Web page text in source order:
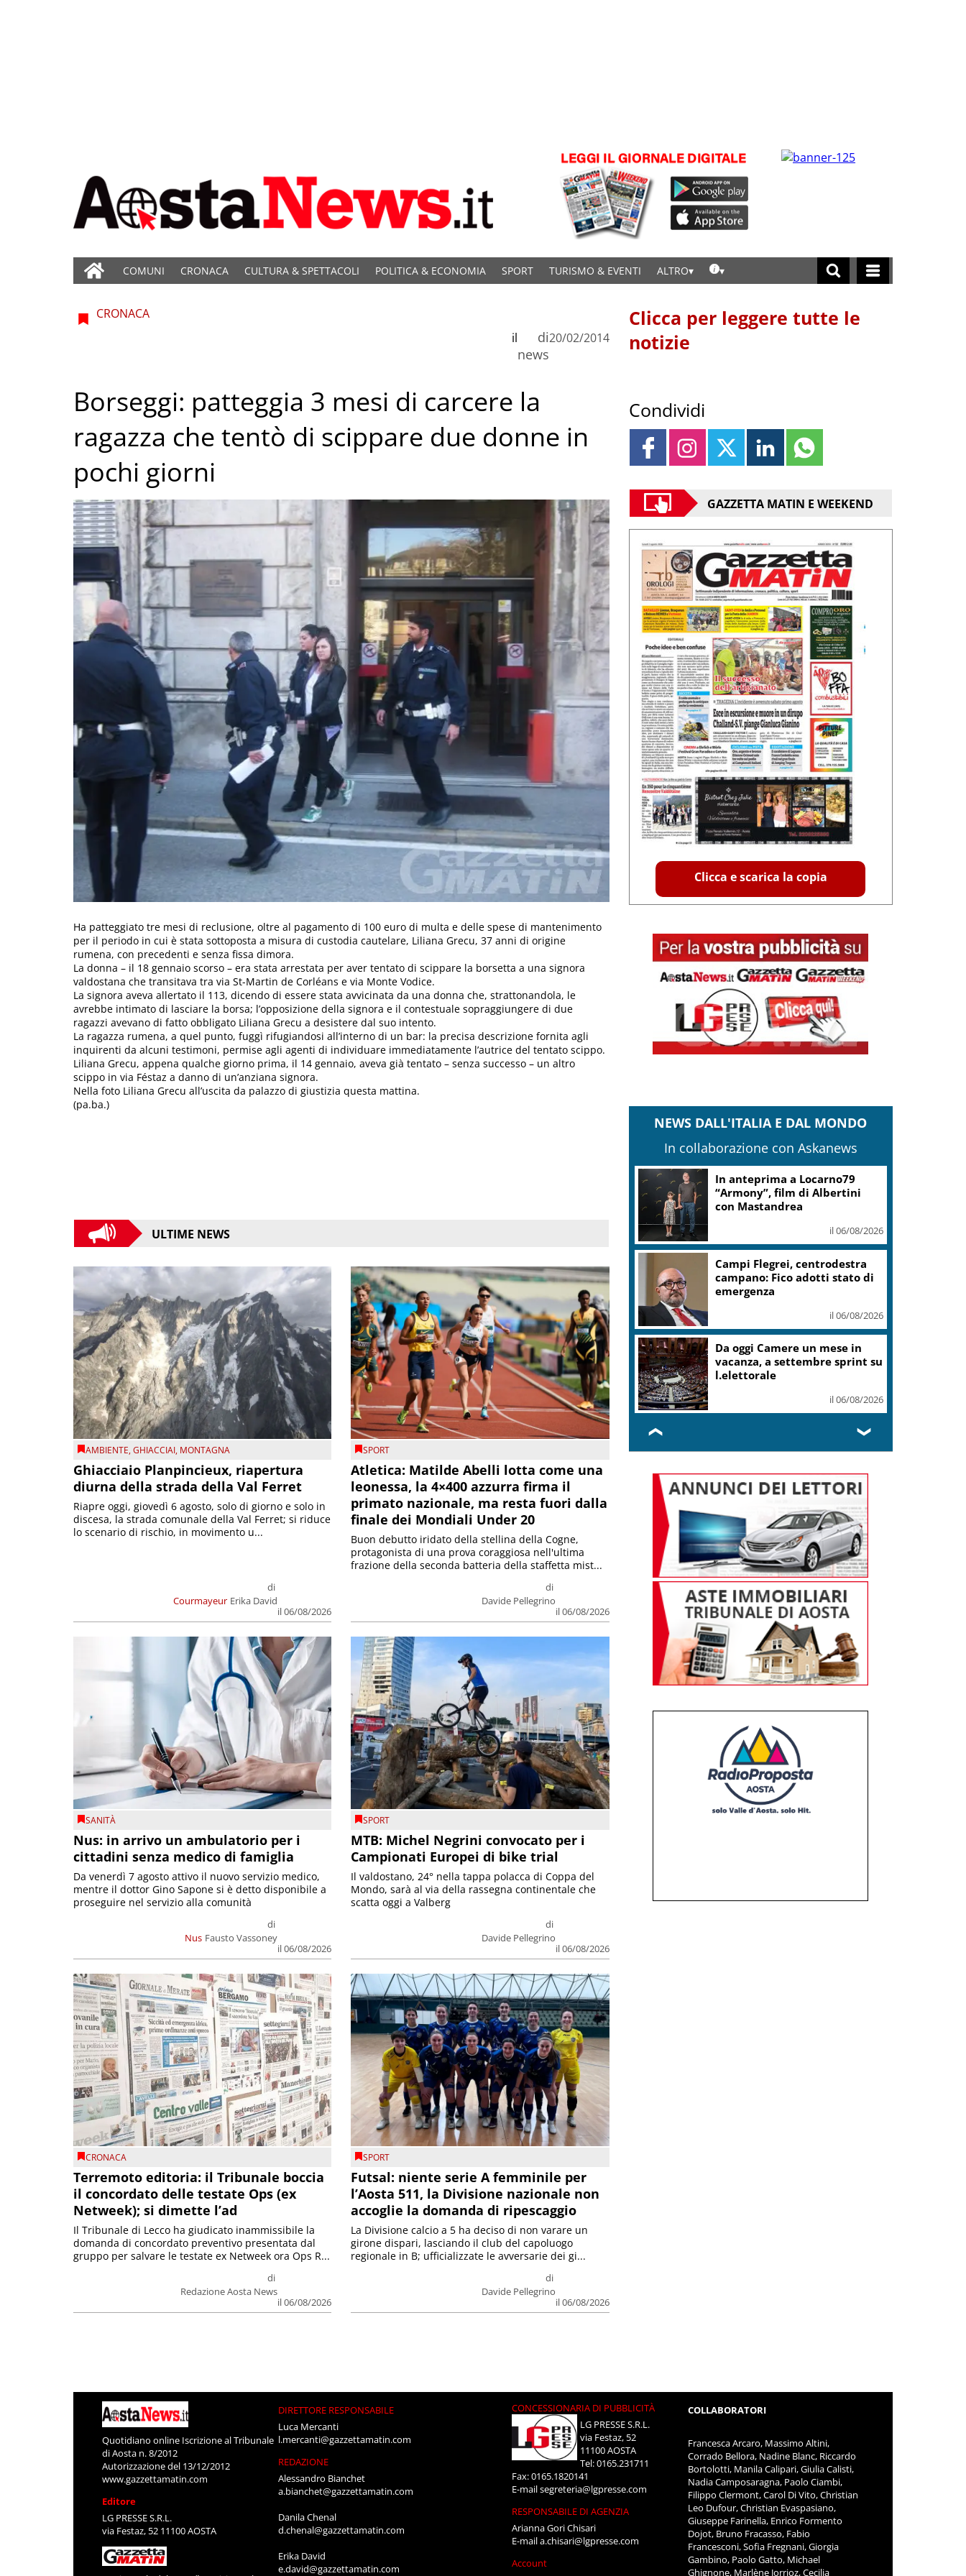
COMUNI CRONACA CULTURA & SPETTACOLI POLITICA & ECONOMIA SPORT TURISMO & EVENTI ALTRO
CRONACA
di
news
il 20/02/2014
Borseggi: patteggia 3 mesi di carcere la
ragazza che tentò di scippare due donne in
pochi giorni
Ha patteggiato tre mesi di reclusione, oltre al pagamento di 100 euro di multa e delle spese di mantenimento
per il periodo in cui è stata sottoposta a misura di custodia cautelare, Liliana Grecu, 37 anni di origine
rumena, con precedenti e senza fissa dimora.
La donna – il 18 gennaio scorso – era stata arrestata per aver tentato di scippare la borsetta a una signora
valdostana che transitava tra via St-Martin de Corléans e via Monte Vodice.
La signora aveva allertato il 113, dicendo di essere stata avvicinata da una donna che, strattonandola, le
avrebbe intimato di lasciare la borsa; l’opposizione della signora e il contestuale sopraggiungere di due
ragazzi avevano di fatto obbligato Liliana Grecu a desistere dal suo intento.
La ragazza rumena, a quel punto, fuggì rifugiandosi all’interno di un bar: la precisa descrizione fornita agli
inquirenti da alcuni testimoni, permise agli agenti di individuare immediatamente l’autrice del tentato scippo.
Liliana Grecu, appena qualche giorno prima, il 14 gennaio, aveva già tentato – senza successo – un altro
scippo in via Féstaz a danno di un’anziana signora.
Nella foto Liliana Grecu all’uscita da palazzo di giustizia questa mattina.
(pa.ba.)
ULTIME NEWS
AMBIENTE,GHIACCIAI, MONTAGNA
Ghiacciaio Planpincieux, riapertura
diurna della strada della Val Ferret
Courmayeur
di
Erika David
il 06/08/2026
Riapre oggi, giovedì 6 agosto, solo di giorno e solo in
discesa, la strada comunale della Val Ferret; si riduce
lo scenario di rischio, in movimento u...
SPORT
Atletica: Matilde Abelli lotta come una
leonessa, la 4×400 azzurra firma il
primato nazionale, ma resta fuori dalla
finale dei Mondiali Under 20
di
Davide Pellegrino
il 06/08/2026
Buon debutto iridato della stellina della Cogne,
protagonista di una prova coraggiosa nell'ultima
frazione della seconda batteria della staffetta mist...
SANITÀ
Nus: in arrivo un ambulatorio per i
cittadini senza medico di famiglia
Nus
di
Fausto Vassoney
il 06/08/2026
Da venerdì 7 agosto attivo il nuovo servizio medico,
mentre il dottor Gino Sapone si è detto disponibile a
proseguire nel servizio alla comunità
SPORT
MTB: Michel Negrini convocato per i
Campionati Europei di bike trial
di
Davide Pellegrino
il 06/08/2026
Il valdostano, 24° nella tappa polacca di Coppa del
Mondo, sarà al via della rassegna continentale che
scatta oggi a Valberg
CRONACA
Terremoto editoria: il Tribunale boccia
il concordato delle testate Ops (ex
Netweek); si dimette l’ad
di
Redazione Aosta News
il 06/08/2026
Il Tribunale di Lecco ha giudicato inammissibile la
domanda di concordato preventivo presentata dal
gruppo per salvare le testate ex Netweek ora Ops R...
SPORT
Futsal: niente serie A femminile per
l’Aosta 511, la Divisione nazionale non
accoglie la domanda di ripescaggio
di
Davide Pellegrino
il 06/08/2026
La Divisione calcio a 5 ha deciso di non varare un
girone dispari, lasciando il club del capoluogo
regionale in B; ufficializzate le avversarie dei gi...
Clicca per leggere tutte le
notizie
Condividi
GAZZETTA MATIN E WEEKEND
Clicca e scarica la copia
NEWS DALL'ITALIA E DAL MONDO
In collaborazione con Askanews
In anteprima a Locarno79
“Armony”, film di Albertini
con Mastandrea
il 06/08/2026
Campi Flegrei, centrodestra
campano: Fico adotti stato di
emergenza
il 06/08/2026
Da oggi Camere un mese in
vacanza, a settembre sprint su
l.elettorale
il 06/08/2026
❮ ❯
Quotidiano online Iscrizione al Tribunale
di Aosta n. 8/2012
Autorizzazione del 13/12/2012
www.gazzettamatin.com
Editore
LG PRESSE S.R.L.
via Festaz, 52 11100 AOSTA
DIRETTORE RESPONSABILE
Luca Mercanti
l.mercanti@gazzettamatin.com
REDAZIONE
Alessandro Bianchet
a.bianchet@gazzettamatin.com
Danila Chenal
d.chenal@gazzettamatin.com
Erika David
e.david@gazzettamatin.com
CONCESSIONARIA DI PUBBLICITÀ
LG PRESSE S.R.L.
via Festaz, 52
11100 AOSTA
Tel: 0165.231711
Fax: 0165.1820141
E-mailsegreteria@lgpresse.com
RESPONSABILE DI AGENZIA
Arianna Gori Chisari
E-maila.chisari@lgpresse.com
Account
COLLABORATORI
Francesca Arcaro, Massimo Altini,
Corrado Bellora, Nadine Blanc, Riccardo
Bortolotti, Manila Calipari, Giulia Calisti,
Nadia Camposaragna, Paolo Ciambi,
Filippo Clermont, Carol Di Vito, Christian
Leo Dufour, Christian Evaspasiano,
Giuseppe Farinella, Enrico Formento
Dojot, Bruno Fracasso, Fabio
Francesconi, Sofia Fregnani, Giorgia
Gambino, Paolo Gatto, Michael
Ghignone, Marlène Jorrioz, Cecilia